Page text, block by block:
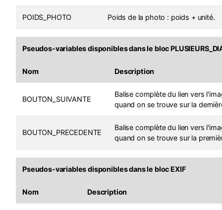
POIDS_PHOTO Poids de la photo : poids + unité.
Pseudos-variables disponibles dans le bloc
Nom Description
BOUTON_SUIVANTE
Balise complète du lien vers
quand on se trouve sur la
BOUTON_PRECEDENTE
Balise complète du lien vers
quand on se trouve sur la
Pseudos-variables disponibles dans le bloc EXIF
Nom Description